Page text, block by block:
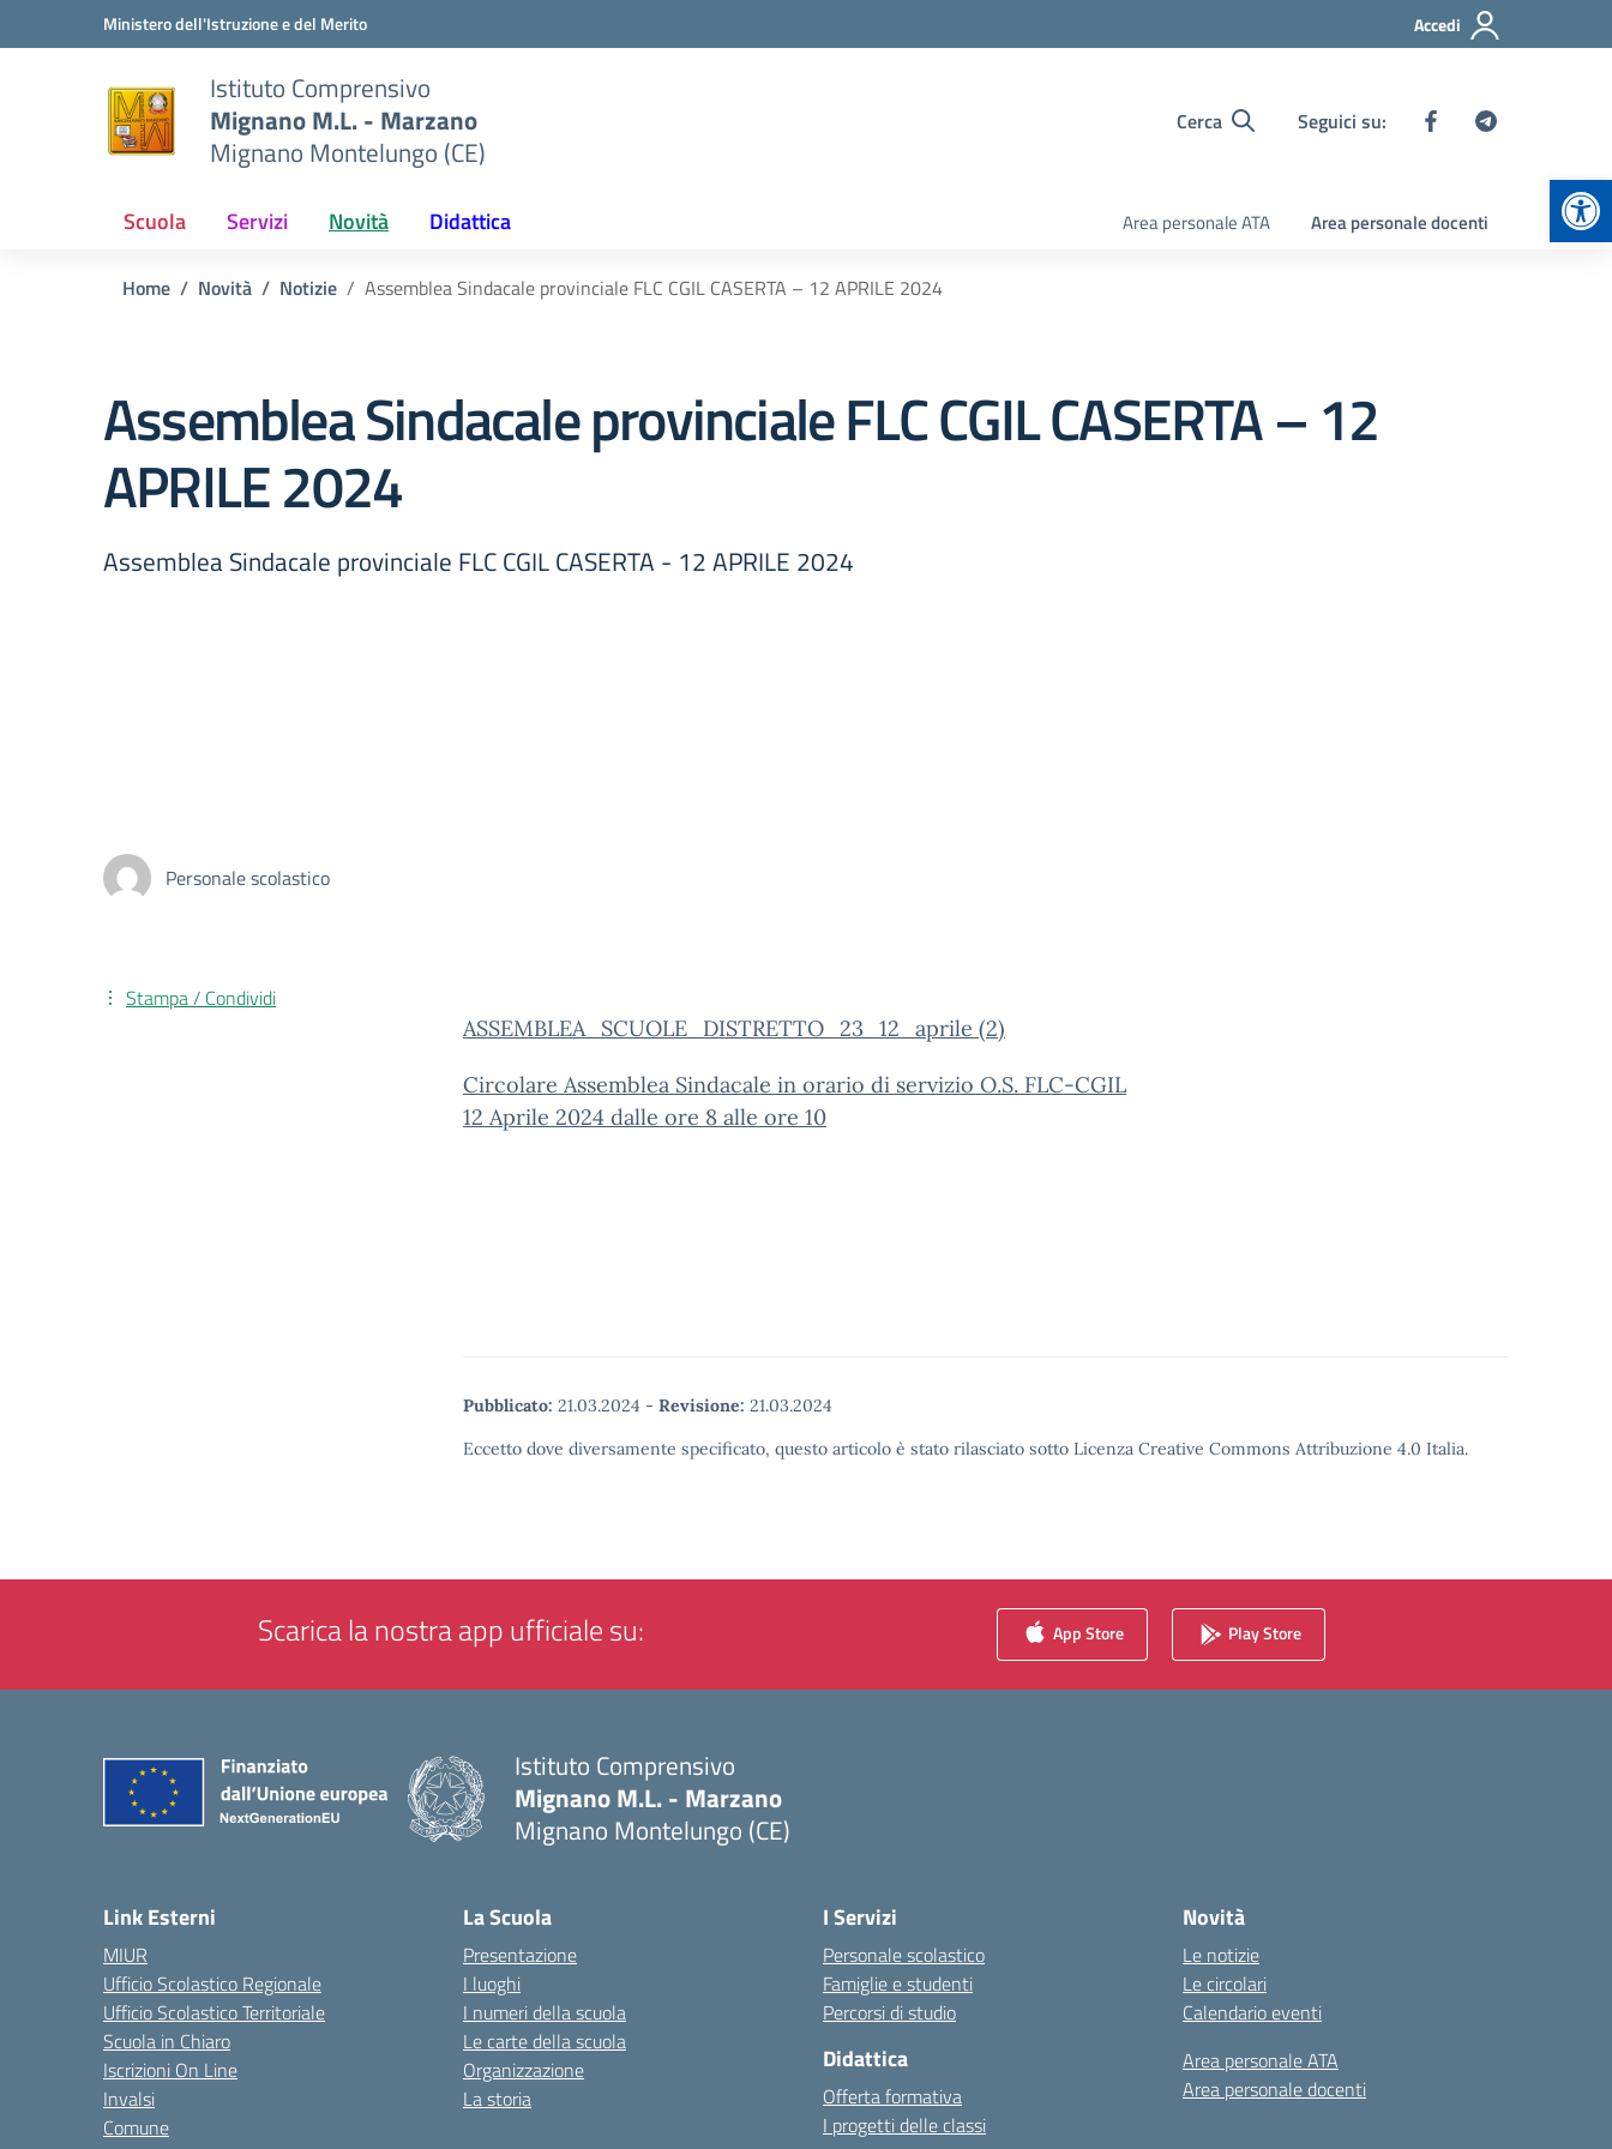
Vai ai contenuti
Vai al menu di navigazioneMinistero dell'Istruzione e del Merito Accedi
Istituto Comprensivo
Mignano M.L. - Marzano
Mignano Montelungo (CE)
Cerca Seguici su:
Scuola Servizi Novità Didattica Area personale ATA Area personale docenti
Home Novità Notizie Assemblea Sindacale provinciale FLC CGIL CASERTA – 12 APRILE 2024
Assemblea Sindacale provinciale FLC CGIL CASERTA – 12
APRILE 2024
Assemblea Sindacale provinciale FLC CGIL CASERTA - 12 APRILE 2024
Personale scolastico
ASSEMBLEA_SCUOLE_DISTRETTO_23_12_aprile (2)
Circolare Assemblea Sindacale in orario di servizio O.S. FLC-CGIL
12 Aprile 2024 dalle ore 8 alle ore 10
Pubblicato: 21.03.2024 - Revisione: 21.03.2024
Eccetto dove diversamente specificato, questo articolo è stato rilasciato sotto Licenza Creative Commons Attribuzione 4.0 Italia.
Stampa / Condividi
Scarica la nostra app ufficiale su: App Store Play Store
Istituto Comprensivo
Mignano M.L. - Marzano
Mignano Montelungo (CE)
Link Esterni
MIUR
Ufficio Scolastico Regionale
Ufficio Scolastico Territoriale
Scuola in Chiaro
Iscrizioni On Line
Invalsi
Comune
La Scuola
Presentazione
I luoghi
I numeri della scuola
Le carte della scuola
Organizzazione
La storia
I Servizi
Personale scolastico
Famiglie e studenti
Percorsi di studio
Didattica
Offerta formativa
I progetti delle classi
Novità
Le notizie
Le circolari
Calendario eventi
Area personale ATA
Area personale docenti